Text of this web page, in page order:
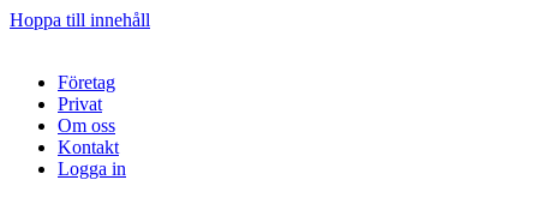
Hoppa till innehåll
Företag
Privat
Om oss
Kontakt
Logga in